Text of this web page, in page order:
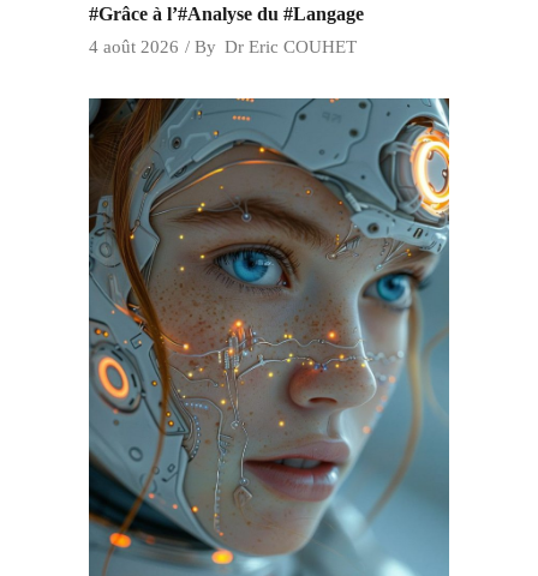
#Grâce à l’#Analyse du #Langage
4 août 2026 By Dr Eric COUHET